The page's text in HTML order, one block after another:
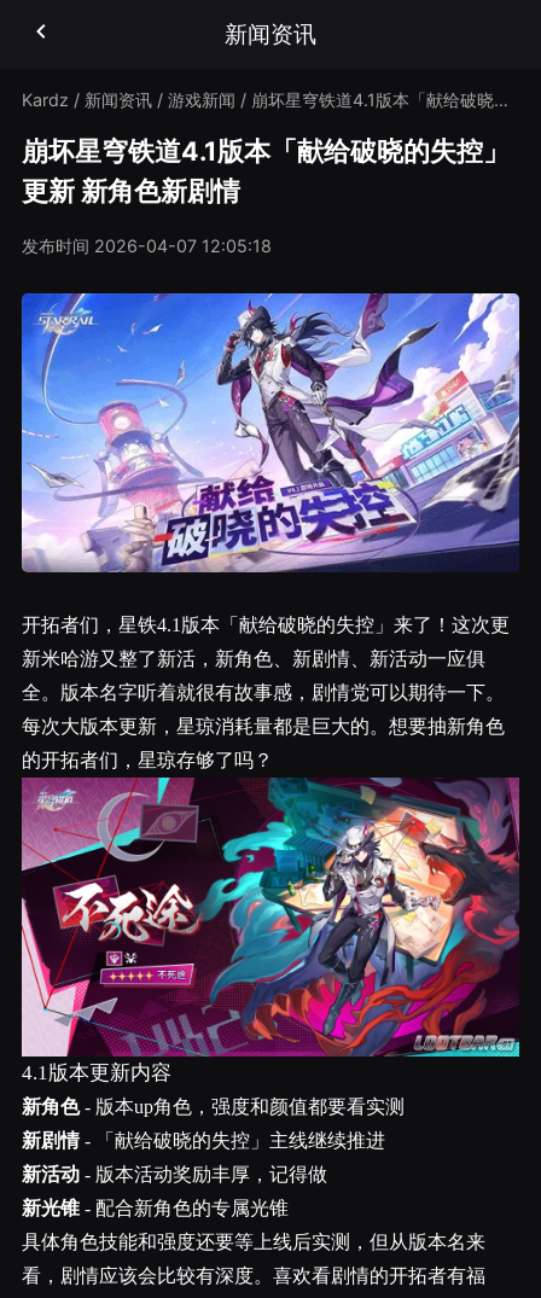
新闻资讯
Kardz / 新闻资讯 / 游戏新闻 / 崩坏星穹铁道4.1版本「献给破晓的失控」更新 新角色新剧情
崩坏星穹铁道4.1版本「献给破晓的失控」
更新 新角色新剧情
发布时间 2026-04-07 12:05:18
开拓者们，星铁4.1版本「献给破晓的失控」来了！这次更
新米哈游又整了新活，新角色、新剧情、新活动一应俱
全。版本名字听着就很有故事感，剧情党可以期待一下。
每次大版本更新，星琼消耗量都是巨大的。想要抽新角色
的开拓者们，星琼存够了吗？
4.1版本更新内容
新角色- 版本up角色，强度和颜值都要看实测
新剧情- 「献给破晓的失控」主线继续推进
新活动- 版本活动奖励丰厚，记得做
新光锥- 配合新角色的专属光锥
具体角色技能和强度还要等上线后实测，但从版本名来
看，剧情应该会比较有深度。喜欢看剧情的开拓者有福